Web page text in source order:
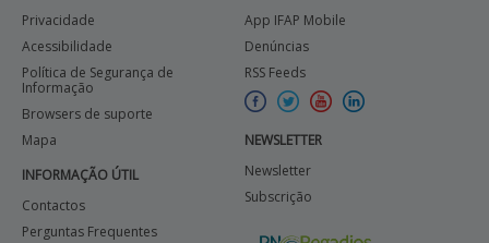
Privacidade
Acessibilidade
Política de Segurança de
Informação
Browsers de suporte
Mapa
INFORMAÇÃO ÚTIL
Contactos
Perguntas Frequentes
App IFAP Mobile
Denúncias
RSS Feeds
NEWSLETTER
Newsletter
Subscrição